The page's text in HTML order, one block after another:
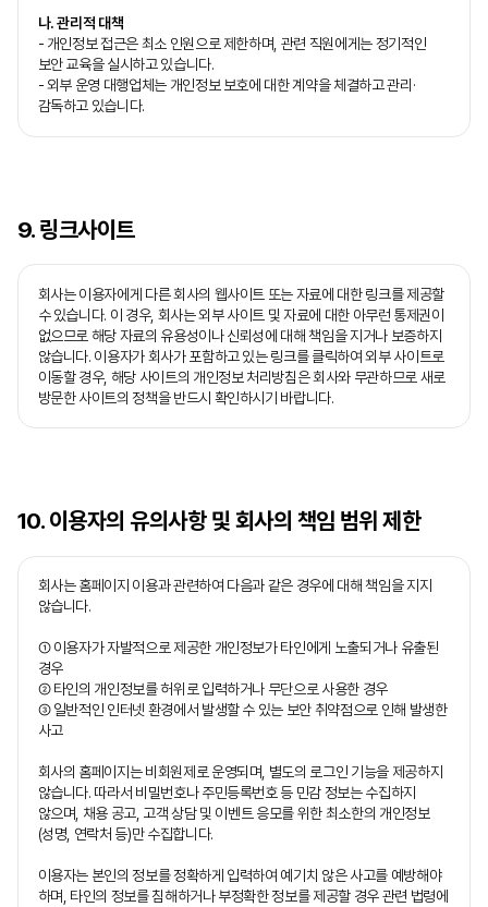
나. 관리적 대책
- 개인정보 접근은 최소 인원으로 제한하며, 관련 직원에게는 정기적인
보안 교육을 실시하고 있습니다.
- 외부 운영 대행업체는 개인정보 보호에 대한 계약을 체결하고 관리·
감독하고 있습니다.
9. 링크사이트
회사는 이용자에게 다른 회사의 웹사이트 또는 자료에 대한 링크를 제공할
수 있습니다. 이 경우, 회사는 외부 사이트 및 자료에 대한 아무런 통제권이
없으므로 해당 자료의 유용성이나 신뢰성에 대해 책임을 지거나 보증하지
않습니다. 이용자가 회사가 포함하고 있는 링크를 클릭하여 외부 사이트로
이동할 경우, 해당 사이트의 개인정보 처리방침은 회사와 무관하므로 새로
방문한 사이트의 정책을 반드시 확인하시기 바랍니다.
10. 이용자의 유의사항 및 회사의 책임 범위 제한
회사는 홈페이지 이용과 관련하여 다음과 같은 경우에 대해 책임을 지지
않습니다.
① 이용자가 자발적으로 제공한 개인정보가 타인에게 노출되거나 유출된
경우
② 타인의 개인정보를 허위로 입력하거나 무단으로 사용한 경우
③ 일반적인 인터넷 환경에서 발생할 수 있는 보안 취약점으로 인해 발생한
사고
회사의 홈페이지는 비회원제로 운영되며, 별도의 로그인 기능을 제공하지
않습니다. 따라서 비밀번호나 주민등록번호 등 민감 정보는 수집하지
않으며, 채용 공고, 고객 상담 및 이벤트 응모를 위한 최소한의 개인정보
(성명, 연락처 등)만 수집합니다.
이용자는 본인의 정보를 정확하게 입력하여 예기치 않은 사고를 예방해야
하며, 타인의 정보를 침해하거나 부정확한 정보를 제공할 경우 관련 법령에